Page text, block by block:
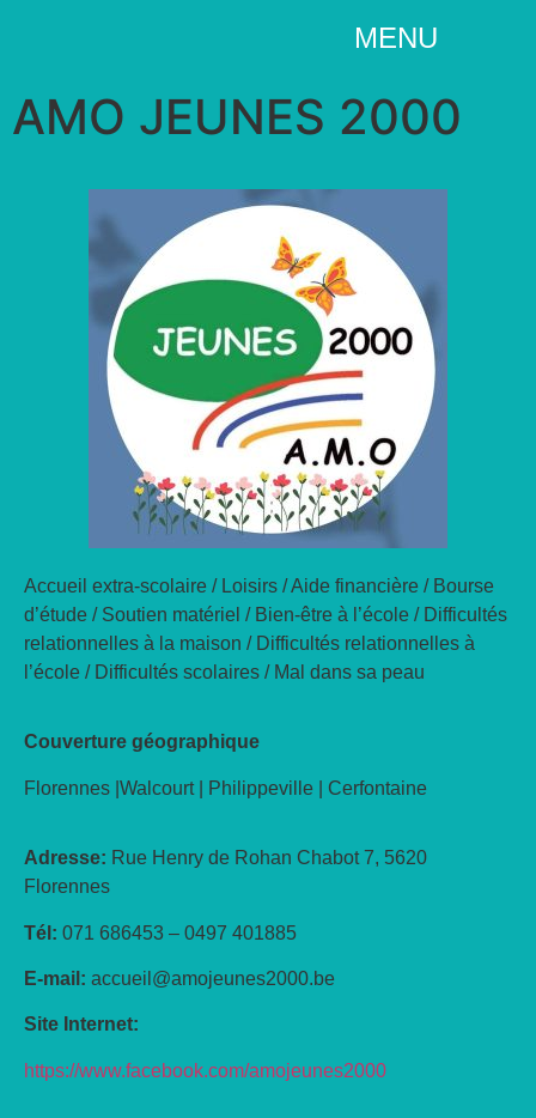
MENU
AMO JEUNES 2000
Accueil extra-scolaire / Loisirs / Aide financière / Bourse
d’étude / Soutien matériel / Bien-être à l’école / Difficultés
relationnelles à la maison / Difficultés relationnelles à
l’école / Difficultés scolaires / Mal dans sa peau
Couverture géographique
Florennes |Walcourt | Philippeville | Cerfontaine
Adresse: Rue Henry de Rohan Chabot 7, 5620
Florennes
Tél: 071 686453 – 0497 401885
E-mail: accueil@amojeunes2000.be
Site Internet:
https://www.facebook.com/amojeunes2000